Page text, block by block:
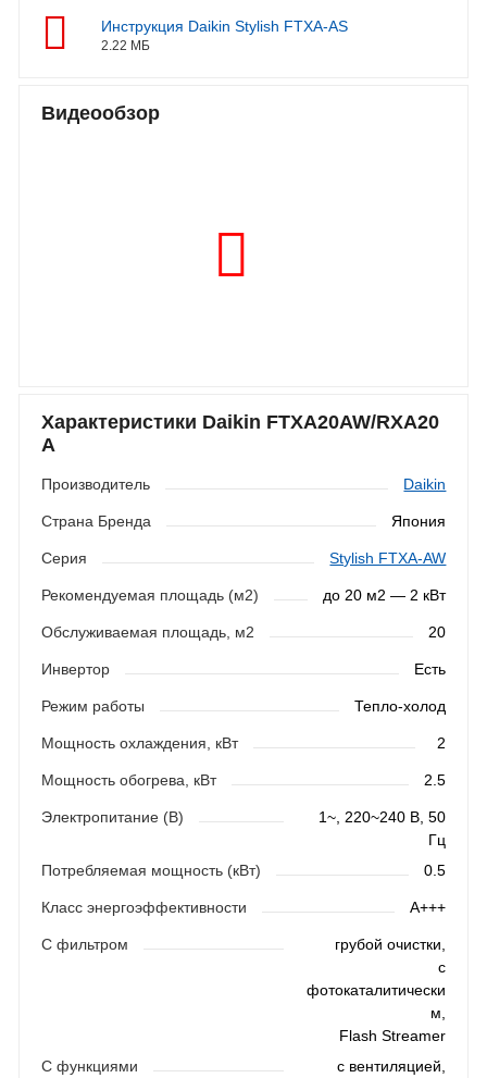
Инструкция Daikin Stylish FTXA-AS
2.22 МБ
Видеообзор
Характеристики Daikin FTXA20AW/RXA20
A
Производитель Daikin
Страна Бренда Япония
Серия Stylish FTXA-AW
Рекомендуемая площадь (м2) до 20 м2 — 2 кВт
Обслуживаемая площадь, м2 20
Инвертор Есть
Режим работы Тепло-холод
Мощность охлаждения, кВт 2
Мощность обогрева, кВт 2.5
Электропитание (В)
1~, 220~240 В, 50
Гц
Потребляемая мощность (кВт)
0.5
Класс энергоэффективности A+++
С фильтром
грубой очистки,
с
фотокаталитически
м,
Flash Streamer
С функциями
с вентиляцией,